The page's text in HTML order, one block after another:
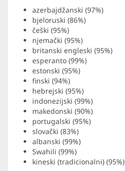
azerbajdžanski (97%)
bjeloruski (86%)
češki (95%)
njemački (95%)
britanski engleski (95%)
esperanto (99%)
estonski (95%)
finski (94%)
hebrejski (95%)
indonezijski (99%)
makedonski (90%)
portugalski (95%)
slovački (83%)
albanski (99%)
Swahili (99%)
kineski (tradicionalni) (95%)